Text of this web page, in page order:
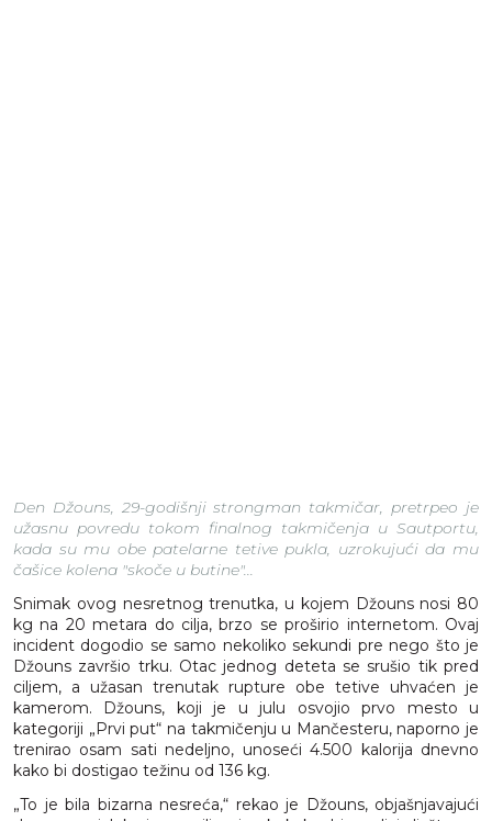
Den Džouns, 29-godišnji strongman takmičar, pretrpeo je
užasnu povredu tokom finalnog takmičenja u Sautportu,
kada su mu obe patelarne tetive pukla, uzrokujući da mu
čašice kolena "skoče u butine"...
Snimak ovog nesretnog trenutka, u kojem Džouns nosi 80
kg na 20 metara do cilja, brzo se proširio internetom. Ovaj
incident dogodio se samo nekoliko sekundi pre nego što je
Džouns završio trku. Otac jednog deteta se srušio tik pred
ciljem, a užasan trenutak rupture obe tetive uhvaćen je
kamerom. Džouns, koji je u julu osvojio prvo mesto u
kategoriji „Prvi put“ na takmičenju u Mančesteru, naporno je
trenirao osam sati nedeljno, unoseći 4.500 kalorija dnevno
kako bi dostigao težinu od 136 kg.
„To je bila bizarna nesreća,“ rekao je Džouns, objašnjavajući